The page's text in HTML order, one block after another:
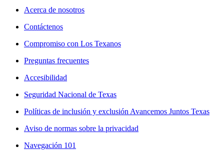
Acerca de nosotros
Contáctenos
Compromiso con Los Texanos
Preguntas frecuentes
Accesibilidad
Seguridad Nacional de Texas
Políticas de inclusión y exclusión Avancemos Juntos Texas
Aviso de normas sobre la privacidad
Navegación 101